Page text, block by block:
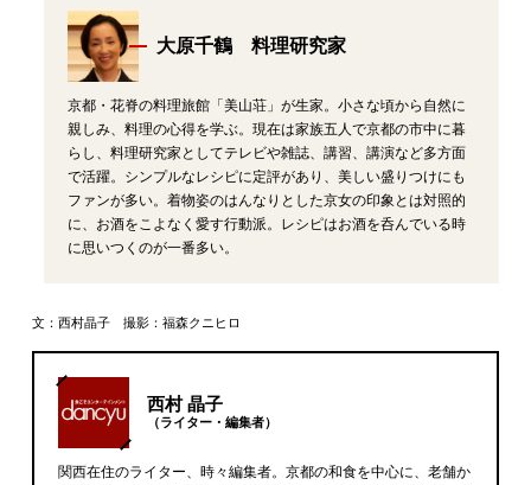
大原千鶴 料理研究家
京都・花脊の料理旅館「美山荘」が生家。小さな頃から自然に
親しみ、料理の心得を学ぶ。現在は家族五人で京都の市中に暮
らし、料理研究家としてテレビや雑誌、講習、講演など多方面
で活躍。シンプルなレシピに定評があり、美しい盛りつけにも
ファンが多い。着物姿のはんなりとした京女の印象とは対照的
に、お酒をこよなく愛す行動派。レシピはお酒を呑んでいる時
に思いつくのが一番多い。
文：西村晶子 撮影：福森クニヒロ
西村 晶子
（ライター・編集者）
関西在住のライター、時々編集者。京都の和食を中心に、老舗か